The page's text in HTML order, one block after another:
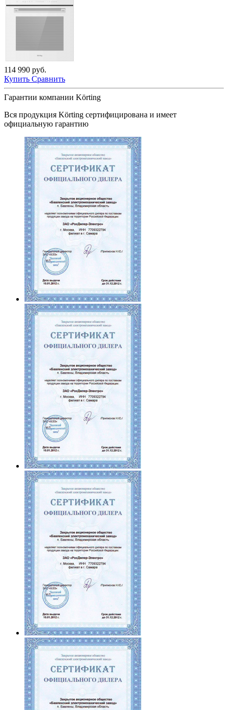
114 990 руб.
Купить Сравнить
Гарантии компании Körting
Вся продукция Körting сертифицирована и имеет
официальную гарантию